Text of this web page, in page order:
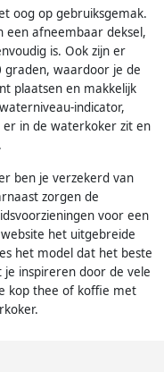
oog op gebruiksgemak.
een afneembaar deksel,
is. Ook zijn er
waardoor je de
plaatsen en makkelijk
indicator,
in de waterkoker zit en
ben je verzekerd van
zorgen de
voor een
het uitgebreide
het model dat het beste
je inspireren door de vele
kop thee of koffie met